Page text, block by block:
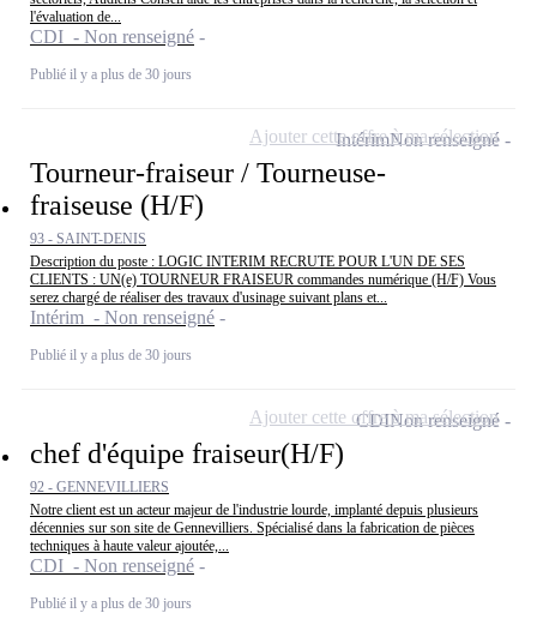
l'évaluation de...
CDI - Non renseigné
Publié il y a plus de 30 jours
Tourneur-fraiseur / Tourneuse-
fraiseuse (H/F)
93 - SAINT-DENIS
Description du poste : LOGIC INTERIM RECRUTE POUR L'UN DE SES
CLIENTS : UN(e) TOURNEUR FRAISEUR commandes numérique (H/F) Vous
serez chargé de réaliser des travaux d'usinage suivant plans et...
Intérim - Non renseigné
Publié il y a plus de 30 jours
IntérimNon renseigné
Ajouter cette offre à ma sélection
chef d'équipe fraiseur(H/F)
92 - GENNEVILLIERS
Notre client est un acteur majeur de l'industrie lourde, implanté depuis plusieurs
décennies sur son site de Gennevilliers. Spécialisé dans la fabrication de pièces
techniques à haute valeur ajoutée,...
CDI - Non renseigné
Publié il y a plus de 30 jours
CDINon renseigné
Ajouter cette offre à ma sélection